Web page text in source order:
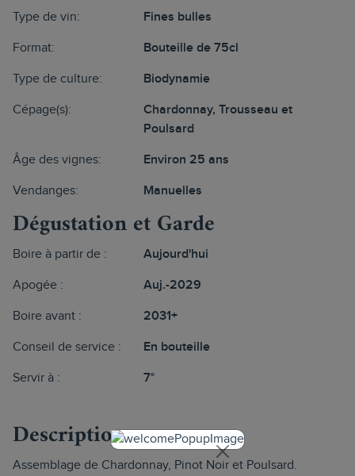
Type de vin: Fines bulles
Format: Bouteille de 75cl
Type de culture: Biodynamie
Cépage(s):
Chardonnay, Trousseau et
Poulsard
Âge des vignes: Environ 25 ans
Vendanges: Manuelles
Dégustation et Garde
Boire à partir de : Aujourd'hui
Apogée : Auj.-2029
Boire avant : 2031+
Conseil de service : En bouteille
Servir à : 7°
Description
Assemblage de Chardonnay, Pinot Noir et Poulsard.